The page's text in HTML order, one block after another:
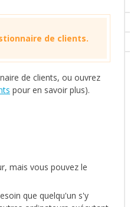
de clients.
de clients, ou ouvrez
pour en savoir plus).
mais vous pouvez le
que quelqu'un s'y